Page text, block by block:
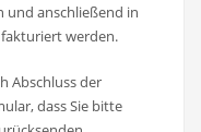
und anschließend in
werden.
Abschluss der
dass Sie bitte